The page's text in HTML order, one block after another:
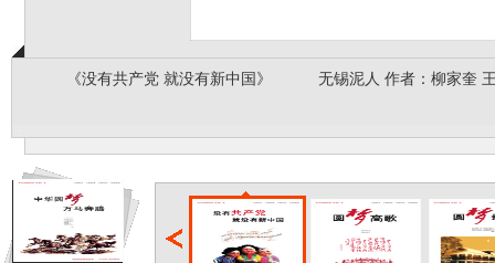
《没有共产党 就没有新中国》 无锡泥人 作者：柳家奎